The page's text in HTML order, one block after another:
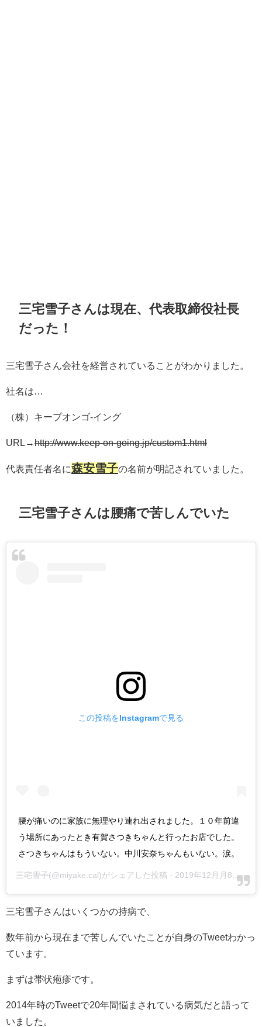
三宅雪子さんは現在、代表取締役社長
だった！
三宅雪子さん会社を経営されていることがわかりました。
社名は…
（株）キープオンゴ-イング
URL→http://www.keep-on-going.jp/custom1.html
代表責任者名に森安雪子の名前が明記されていました。
三宅雪子さんは腰痛で苦しんでいた
この投稿をInstagramで見る
腰が痛いのに家族に無理やり連れ出されました。１０年前違
う場所にあったとき有賀さつきちゃんと行ったお店でした。
さつきちゃんはもういない。中川安奈ちゃんもいない。涙。
三宅雪子(@miyake.cal)がシェアした投稿 - 2019年12月月8日午前4時35分PST
三宅雪子さんはいくつかの持病で、
数年前から現在まで苦しんでいたことが自身のTweetわかっ
ています。
まずは帯状疱疹です。
2014年時のTweetで20年間悩まされている病気だと語って
いました。